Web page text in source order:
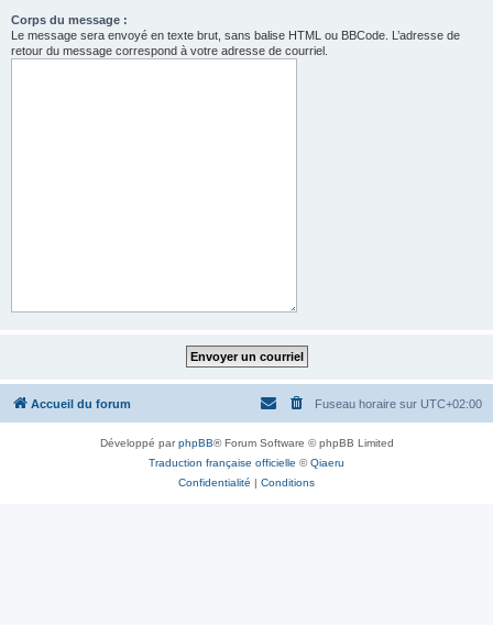
Corps du message :
Le message sera envoyé en texte brut, sans balise HTML ou BBCode. L’adresse de
retour du message correspond à votre adresse de courriel.
Accueil du forum Fuseau horaire sur UTC+02:00
Développé parphpBB® Forum Software © phpBB Limited
Traduction française officielle ©Qiaeru
Confidentialité | Conditions